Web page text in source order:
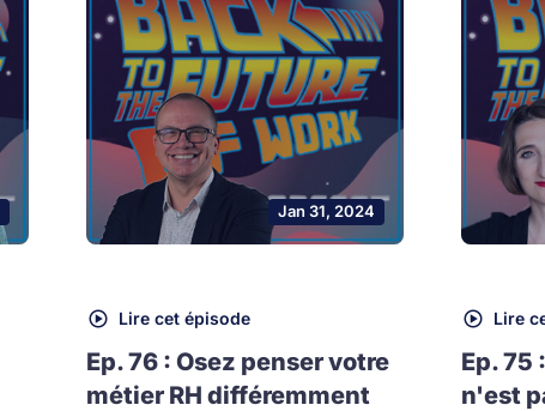
Jan 31, 2024
Lire cet épisode
Ep. 76 : Osez penser votre
métier RH différemment
Lire
Ep. 75
n'est